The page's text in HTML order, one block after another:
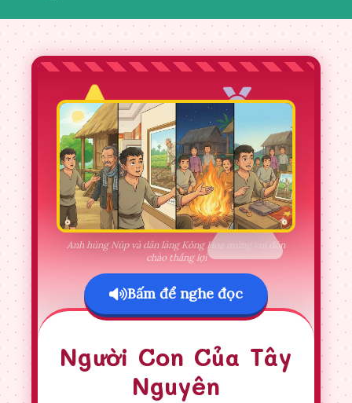
Anh hùng Núp và dân làng Kông Hoa mừng vui đón
chào thắng lợi
Bấm để nghe đọc
Người Con Của Tây
Nguyên